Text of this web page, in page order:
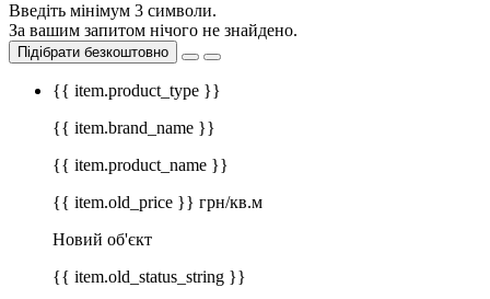
Введіть мінімум 3 символи.
За вашим запитом нічого не знайдено.
Підібрати безкоштовно
{{ item.product_type }}
{{ item.brand_name }}
{{ item.product_name }}
{{ item.old_price }} грн/кв.м
Новий об'єкт
{{ item.old_status_string }}